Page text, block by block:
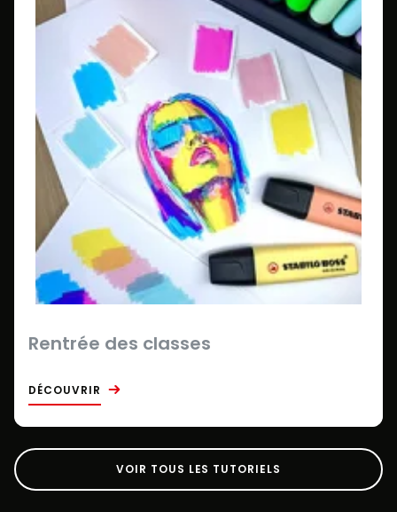
Rentrée des classes
DÉCOUVRIR
VOIR TOUS LES TUTORIELS